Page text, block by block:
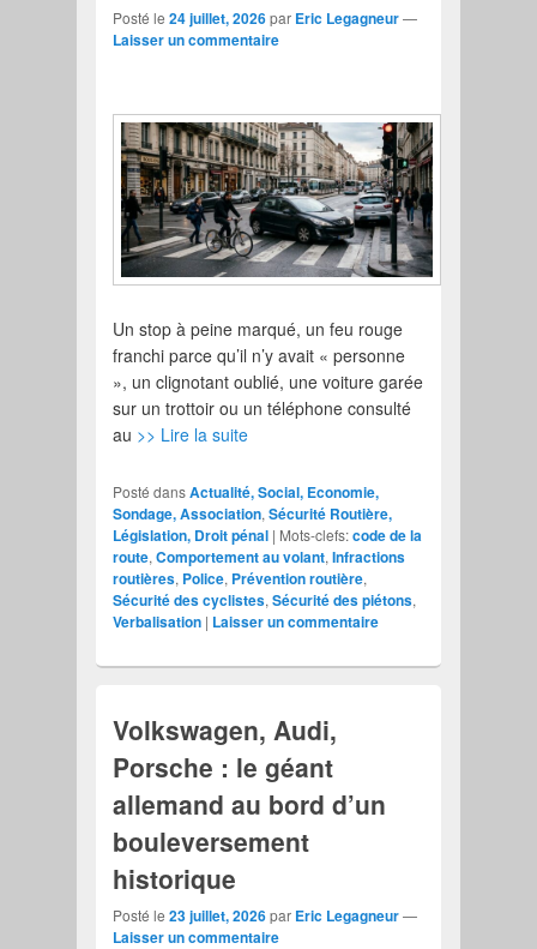
Posté le24 juillet, 2026par Eric Legagneur—
Laisser un commentaire
Un stop à peine marqué, un feu rouge
franchi parce qu’il n’y avait « personne
», un clignotant oublié, une voiture garée
sur un trottoir ou un téléphone consulté
au >> Lire la suite
Posté dansActualité, Social, Economie,
Sondage, Association,Sécurité Routière,
Législation, Droit pénal | Mots-clefs:code de la
route,Comportement au volant,Infractions
routières, Police, Prévention routière,
Sécurité des cyclistes,Sécurité des piétons,
Verbalisation | Laisser un commentaire
Volkswagen, Audi,
Porsche : le géant
allemand au bord d’un
bouleversement
historique
Posté le23 juillet, 2026par Eric Legagneur—
Laisser un commentaire